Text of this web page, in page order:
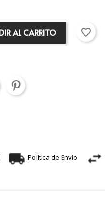
AL CARRITO favorite_border
Política de Envío